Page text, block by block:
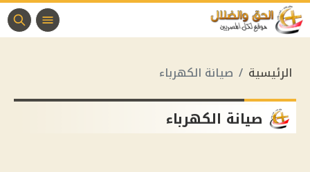
الرئيسية صيانة الكهرباء
صيانة الكهرباء